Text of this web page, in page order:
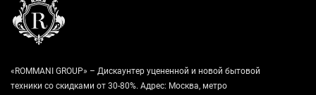
«ROMMANI GROUP» – Дискаунтер уцененной и новой бытовой
техники со скидками от 30-80%. Адрес: Москва, метро